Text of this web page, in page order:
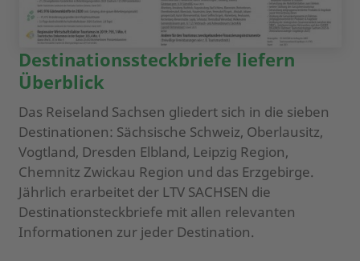
Destinationssteckbriefe liefern
Überblick
Das Reiseland Sachsen gliedert sich in die sieben
Destinationen: Sächsische Schweiz, Oberlausitz,
Vogtland, Dresden Elbland, Leipzig Region,
Chemnitz Zwickau Region und das Erzgebirge.
Jährlich erarbeitet der LTV SACHSEN die
Destinationsteckbriefe mit allen relevanten
Informationen zur jeder Destination.